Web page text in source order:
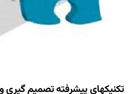
تکنیکهای پیشرفته تصمیم